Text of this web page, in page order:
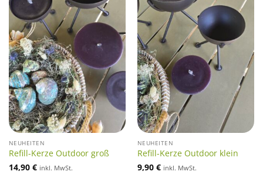
NEUHEITEN
Refill-Kerze Outdoor groß
14,90 € inkl. MwSt.
NEUHEITEN
Refill-Kerze Outdoor klein
9,90 € inkl. MwSt.